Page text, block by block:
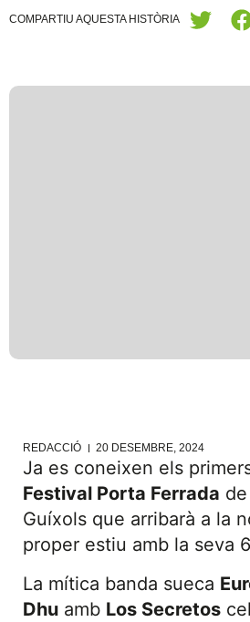
COMPARTIU AQUESTA HISTÒRIA
REDACCIÓ 20 DESEMBRE, 2024
Ja es coneixen els
Festival Porta Ferrada
Guíxols que arribarà a la
proper estiu amb la seva
La mítica banda sueca
Dhu amb Los Secretos